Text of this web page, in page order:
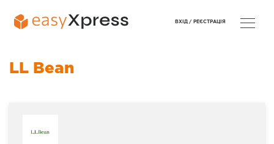
LL Bean
ВХІД / РЕЄСТРАЦІЯ